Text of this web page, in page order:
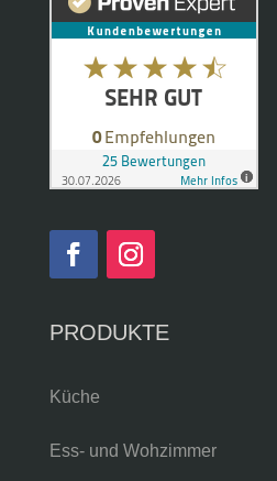
PRODUKTE
Küche
Ess- und Wohzimmer